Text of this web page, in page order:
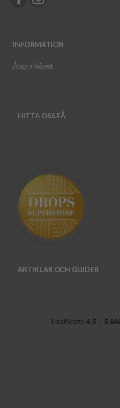
INFORMATION
Ångra köpet
HITTA OSS PÅ
ARTIKLAR OCH GUIDER